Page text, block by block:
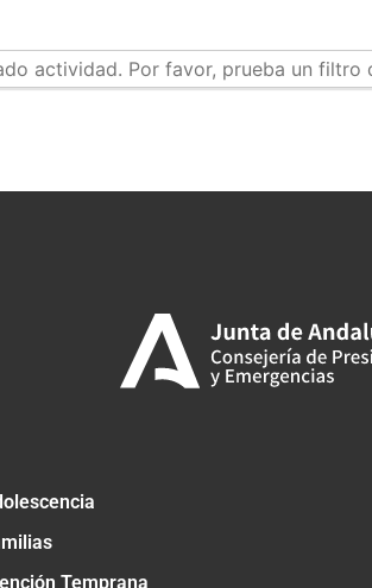
actividad. Por favor, prueba un filtro
Temprana